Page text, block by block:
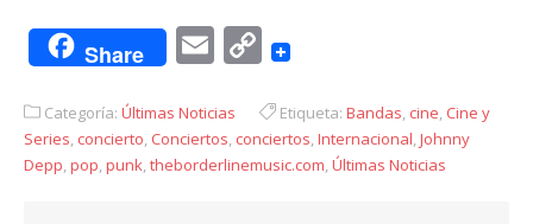
Share EmailCopy
Categoría: Últimas Noticias Etiqueta: Bandas, cine, Cine y
Series, concierto, Conciertos, conciertos,Internacional,Johnny
Depp,pop,punk,theborderlinemusic.com,Últimas Noticias